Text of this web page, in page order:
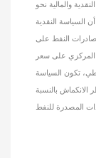
والمالية نحو
السياسة النقدية
صادرات النفط على
المركزي على سعر
تكون السياسة
الانكماش بالنسبة